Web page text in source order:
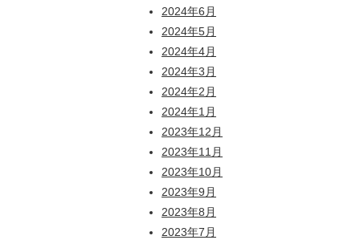
2024年6月
2024年5月
2024年4月
2024年3月
2024年2月
2024年1月
2023年12月
2023年11月
2023年10月
2023年9月
2023年8月
2023年7月